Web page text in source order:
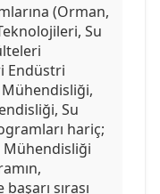
(Orman,
Su
Endüstri
Su
hariç;
Mühendisliği
sırası